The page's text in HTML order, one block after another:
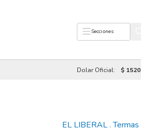
Secciones
Dolar Oficial: $ 1520
EL LIBERAL.Termas